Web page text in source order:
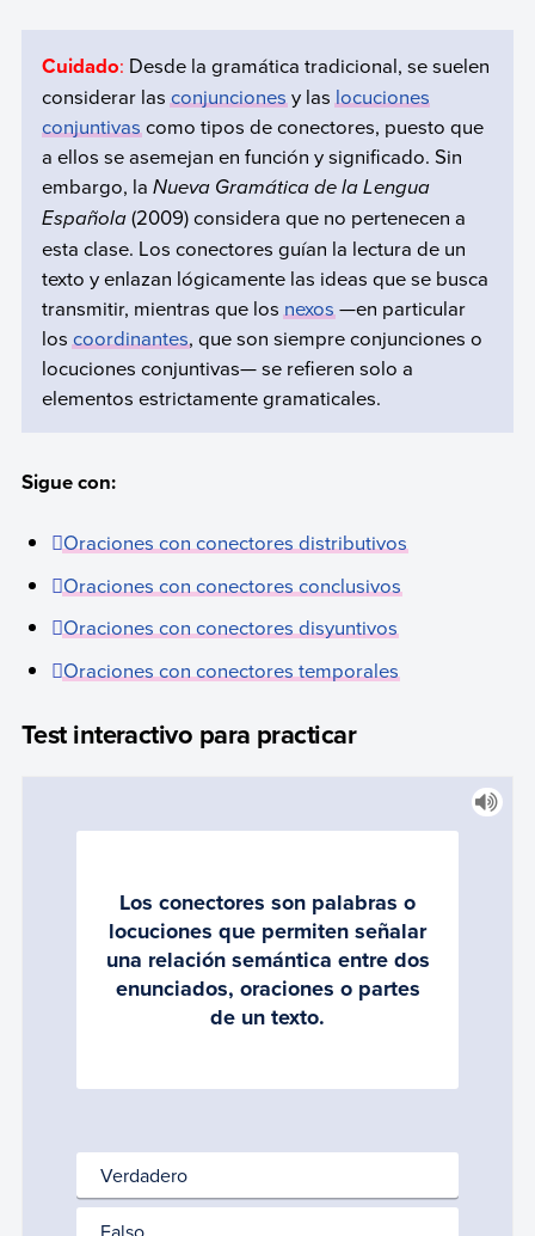
Cuidado: Desde la gramática tradicional, se suelen
considerar lasconjuncionesy laslocuciones
conjuntivascomo tipos de conectores, puesto que
a ellos se asemejan en función y significado. Sin
embargo, la Nueva Gramática de la Lengua
Española(2009) considera que no pertenecen a
esta clase. Los conectores guían la lectura de un
texto y enlazan lógicamente las ideas que se busca
transmitir, mientras que losnexos—en particular
loscoordinantes, que son siempre conjunciones o
locuciones conjuntivas— se refieren solo a
elementos estrictamente gramaticales.
Sigue con:
Oraciones con conectores distributivos
Oraciones con conectores conclusivos
Oraciones con conectores disyuntivos
Oraciones con conectores temporales
Test interactivo para practicar